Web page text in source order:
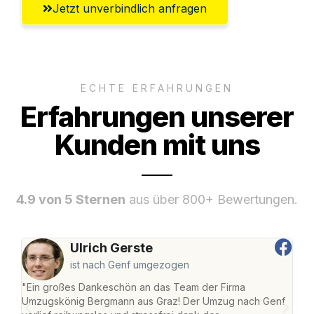
Jetzt unverbindlich anfragen
ECHTE ERFAHRUNGEN
Erfahrungen unserer
Kunden mit uns
4.9 von 5 Sternen aus über 800+ Bewertungen.
Ulrich Gerste
ist nach Genf umgezogen
"Ein großes Dankeschön an das Team der Firma
Umzugskönig Bergmann aus Graz! Der Umzug nach Genf